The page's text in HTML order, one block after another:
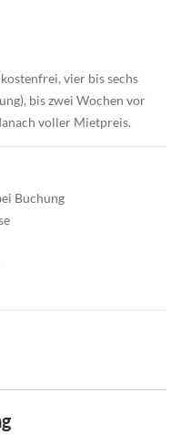
vier bis sechs
bis zwei Wochen vor
voller Mietpreis.
Buchung